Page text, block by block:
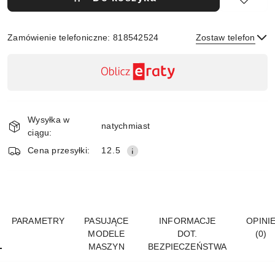
Zamówienie telefoniczne: 818542524 Zostaw telefon
dostawa
Wysyłka w
ciągu:
natychmiast
Cena przesyłki: 12.5
PARAMETRY
PASUJĄCE
MODELE
MASZYN
INFORMACJE
DOT.
BEZPIECZEŃSTWA
(0)